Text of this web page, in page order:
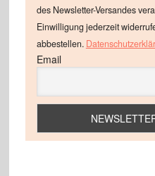
des Newsletter-Versandes
Einwilligung jederzeit
abbestellen.
Email